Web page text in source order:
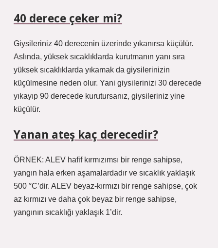
40 derece çeker mi?
Giysileriniz 40 derecenin üzerinde yıkanırsa küçülür.
Aslında, yüksek sıcaklıklarda kurutmanın yanı sıra
yüksek sıcaklıklarda yıkamak da giysilerinizin
küçülmesine neden olur. Yani giysilerinizi 30 derecede
yıkayıp 90 derecede kurutursanız, giysileriniz yine
küçülür.
Yanan ateş kaç derecedir?
ÖRNEK: ALEV hafif kırmızımsı bir renge sahipse,
yangın hala erken aşamalardadır ve sıcaklık yaklaşık
500 °C’dir. ALEV beyaz-kırmızı bir renge sahipse, çok
az kırmızı ve daha çok beyaz bir renge sahipse,
yangının sıcaklığı yaklaşık 1’dir.